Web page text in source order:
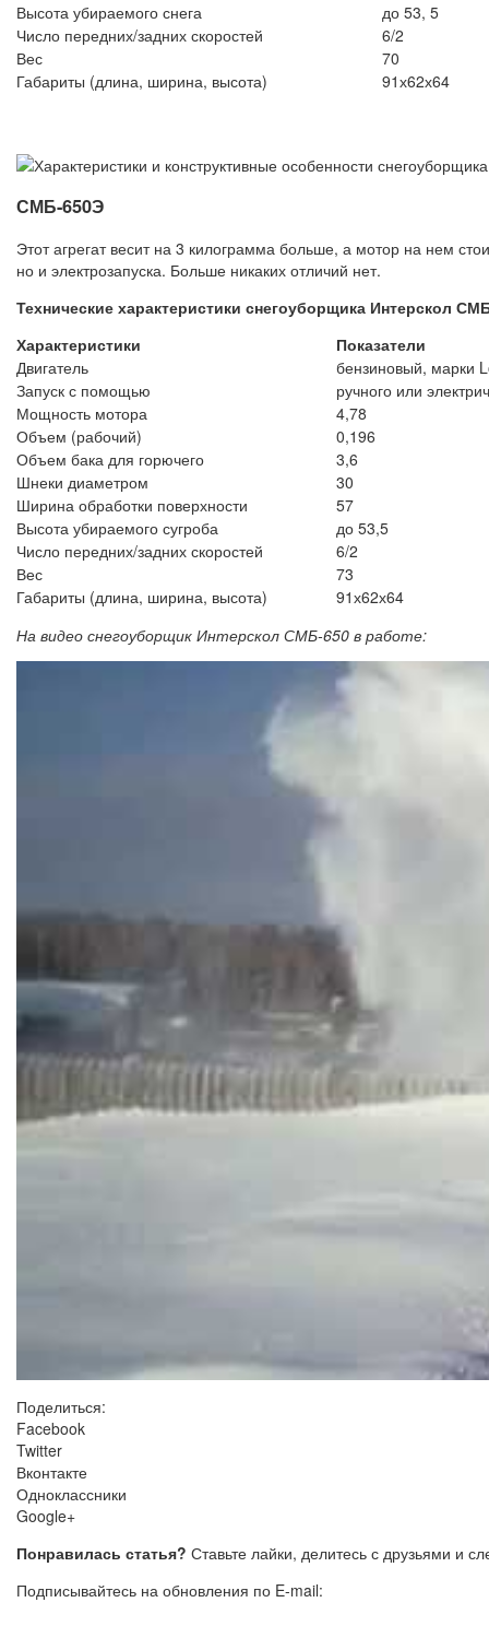
Высота убираемого снега
до 53, 5
Число передних/задних скоростей
6/2
Вес
70
Габариты (длина, ширина, высота)
91х62х64
СМБ-650Э
Этот агрегат весит на 3 килограмма больше, а мотор на нем
но и электрозапуска. Больше никаких отличий нет.
Технические характеристики снегоуборщика Интерскол
Характеристики
Показатели
Двигатель
бензиновый, марки
Запуск с помощью
ручного или
Мощность мотора
4,78
Объем (рабочий)
0,196
Объем бака для горючего
3,6
Шнеки диаметром
30
Ширина обработки поверхности
57
Высота убираемого сугроба
до 53,5
Число передних/задних скоростей
6/2
Вес
73
Габариты (длина, ширина, высота)
91х62х64
На видео снегоуборщик Интерскол СМБ-650 в работе:
Поделиться:
Facebook
Twitter
Вконтакте
Одноклассники
Google+
Понравилась статья? Ставьте лайки, делитесь с друзьями и
Подписывайтесь на обновления по E-mail: